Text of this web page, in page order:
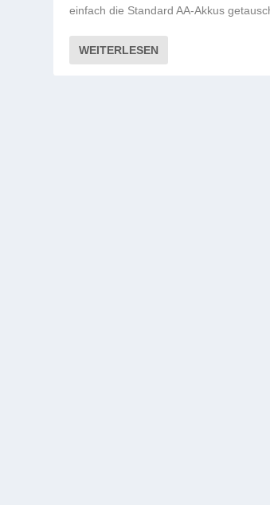
einfach die Standard AA-Akkus
WEITERLESEN